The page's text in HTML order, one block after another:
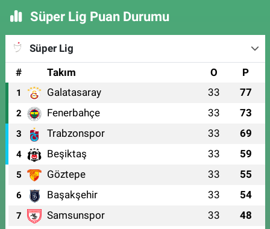
Süper Lig Puan Durumu
Süper Lig
#
Takım O P
1 Galatasaray 33 77
2 Fenerbahçe 33 73
3 Trabzonspor 33 69
4 Beşiktaş 33 59
5 Göztepe 33 55
6 Başakşehir 33 54
7 Samsunspor 33 48